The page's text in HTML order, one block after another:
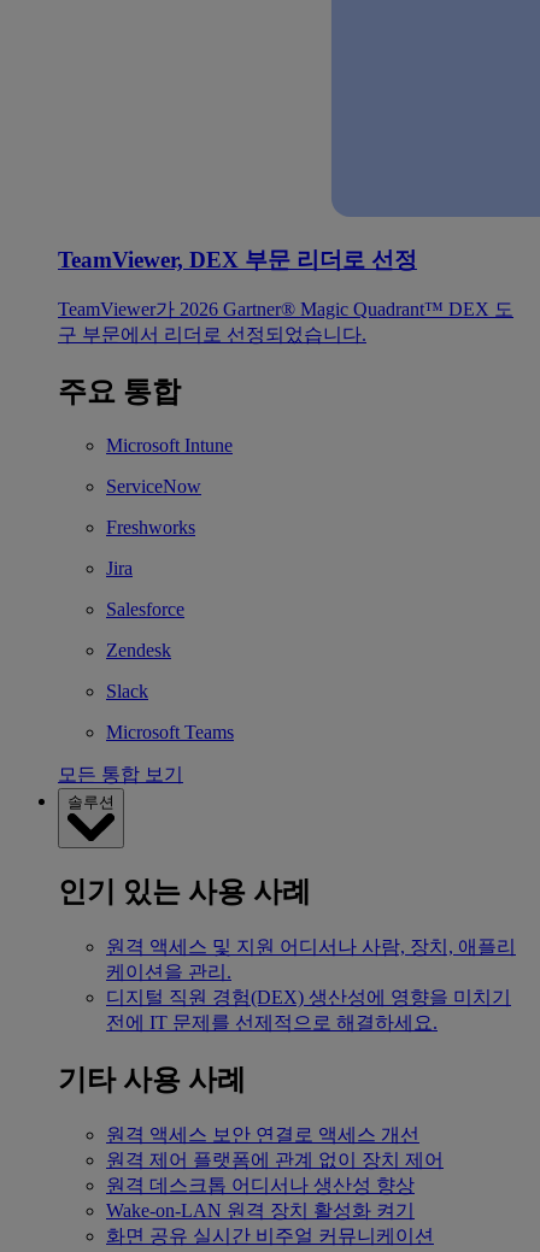
TeamViewer, DEX 부문 리더로 선정
TeamViewer가 2026 Gartner® Magic Quadrant™ DEX 도
구 부문에서 리더로 선정되었습니다.
주요 통합
Microsoft Intune
ServiceNow
Freshworks
Jira
Salesforce
Zendesk
Slack
Microsoft Teams
모든 통합 보기
솔루션
인기 있는 사용 사례
원격 액세스 및 지원 어디서나 사람, 장치, 애플리
케이션을 관리.
디지털 직원 경험(DEX) 생산성에 영향을 미치기
전에 IT 문제를 선제적으로 해결하세요.
기타 사용 사례
원격 액세스 보안 연결로 액세스 개선
원격 제어 플랫폼에 관계 없이 장치 제어
원격 데스크톱 어디서나 생산성 향상
Wake-on-LAN 원격 장치 활성화 켜기
화면 공유 실시간 비주얼 커뮤니케이션